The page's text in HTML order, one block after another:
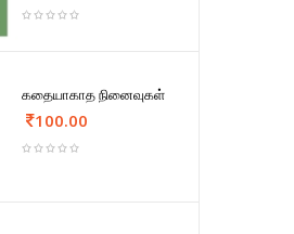
கதையாகாத நினைவுகள்
100.00